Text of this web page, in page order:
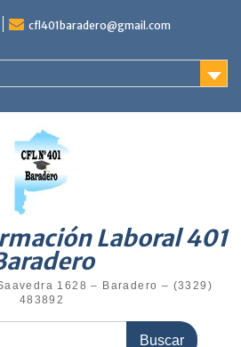
cfl401baradero@gmail.com
Laboral 401
1628 – Baradero – (3329)
483892